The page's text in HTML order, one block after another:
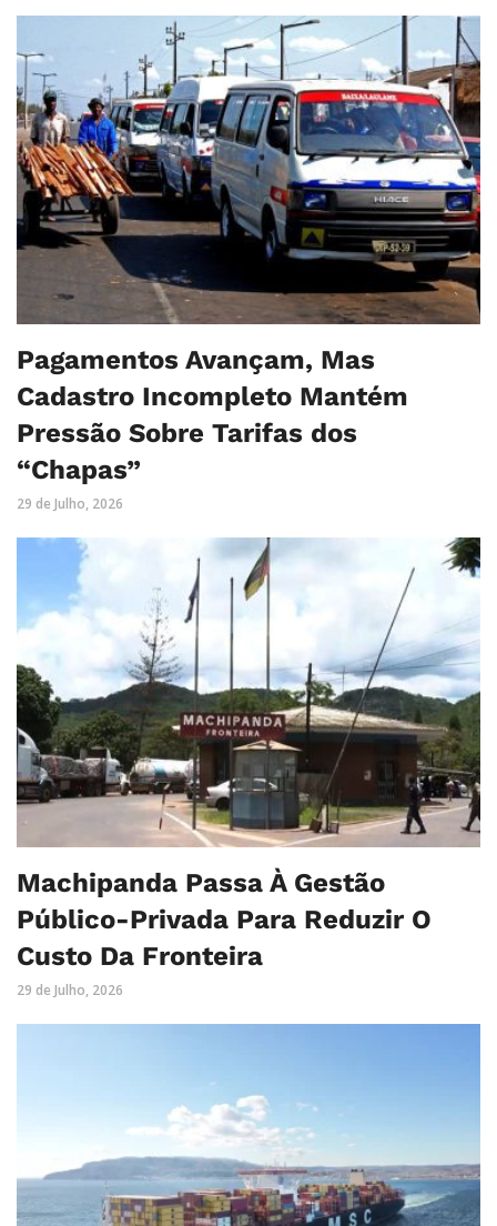
Pagamentos Avançam, Mas
Cadastro Incompleto Mantém
Pressão Sobre Tarifas dos
“Chapas”
29 de Julho, 2026
Machipanda Passa À Gestão
Público-Privada Para Reduzir O
Custo Da Fronteira
29 de Julho, 2026